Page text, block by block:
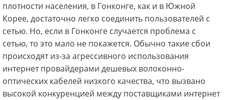
плотности населения, в Гонконге, как и в Южной
Корее, достаточно легко соединить пользователей с
сетью. Но, если в Гонконге случается проблема с
сетью, то это мало не покажется. Обычно такие сбои
происходят из-за агрессивного использования
интернет провайдерами дешевых волоконно-
оптических кабелей низкого качества, что вызвано
высокой конкуренцией между поставщиками интернет